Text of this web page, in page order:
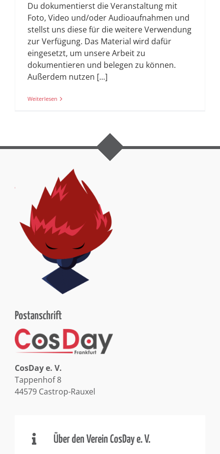
Du dokumentierst die Veranstaltung mit
Foto, Video und/oder Audioaufnahmen und
stellst uns diese für die weitere Verwendung
zur Verfügung. Das Material wird dafür
eingesetzt, um unsere Arbeit zu
dokumentieren und belegen zu können.
Außerdem nutzen [...]
Weiterlesen
Postanschrift
CosDay e. V.
Tappenhof 8
44579 Castrop-Rauxel
Über den Verein CosDay e. V.